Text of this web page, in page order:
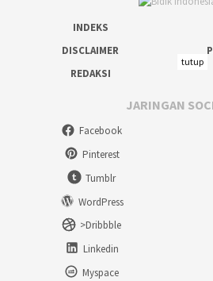
INDEKS
DISCLAIMER
REDAKSI
JARINGAN
Facebook
Pinterest
Tumblr
WordPress
>Dribbble
Linkedin
Myspace
tutup